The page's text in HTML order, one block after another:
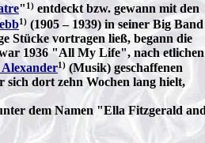
" 1) entdeckt bzw. gewann mit den
1) (1905 – 1939) in seiner Big Band
Stücke vortragen ließ, begann die
1936 "All My Life", nach etlichen
1) (Musik) geschaffenen
dort zehn Wochen lang hielt,
dem Namen "Ella Fitzgerald and